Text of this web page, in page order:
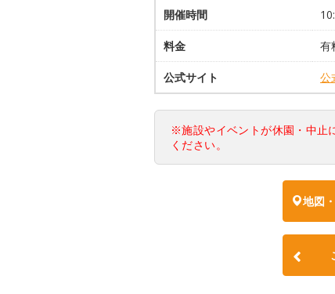
開催時間
料金 有
公式サイト 公
※施設やイベントが休園・中止
ください。
地図